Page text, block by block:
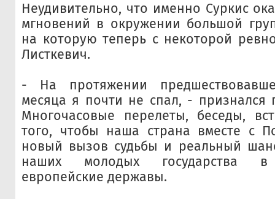
Неудивительно, что именно Суркис
мгновений в окружении большой
на которую теперь с некоторой
Листкевич.
- На протяжении
месяца я почти не спал, -
Многочасовые перелеты, беседы,
того, чтобы наша страна вместе с
новый вызов судьбы и реальный
наших молодых государства в
европейские державы.